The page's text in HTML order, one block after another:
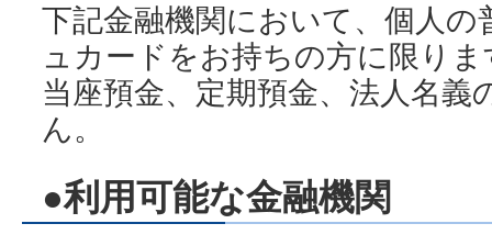
下記金融機関において、個人
ュカードをお持ちの方に限りま
当座預金、定期預金、法人名
ん。
●利用可能な金融機関